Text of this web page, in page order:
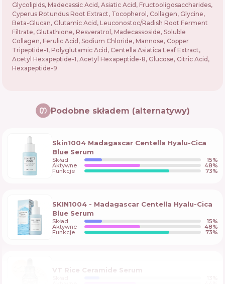
Glycolipids, Madecassic Acid, Asiatic Acid, Fructooligosaccharides,
Cyperus Rotundus Root Extract, Tocopherol, Collagen, Glycine,
Beta-Glucan, Glutamic Acid, Leuconostoc/Radish Root Ferment
Filtrate, Glutathione, Resveratrol, Madecassoside, Soluble
Collagen, Ferulic Acid, Sodium Chloride, Mannose, Copper
Tripeptide-1, Polyglutamic Acid, Centella Asiatica Leaf Extract,
Acetyl Hexapeptide-1, Acetyl Hexapeptide-8, Glucose, Citric Acid,
Hexapeptide-9
Podobne składem (alternatywy)
Skin1004 Madagascar Centella Hyalu-Cica
Blue Serum
Skład 15%
Aktywne 48%
Funkcje 73%
SKIN1004 - Madagascar Centella Hyalu-Cica
Blue Serum
Skład 15%
Aktywne 48%
Funkcje 73%
VT Rice Ceramide Serum